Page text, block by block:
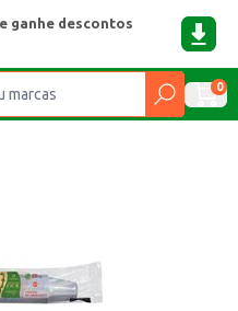
ganhe descontos
0